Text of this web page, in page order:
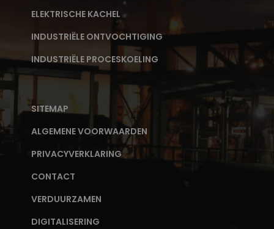
ELEKTRISCHE KACHEL
INDUSTRIËLE ONTVOCHTIGING
INDUSTRIËLE PROCESKOELING
SITEMAP
ALGEMENE VOORWAARDEN
PRIVACYVERKLARING
CONTACT
VERDUURZAMEN
DIGITALISERING